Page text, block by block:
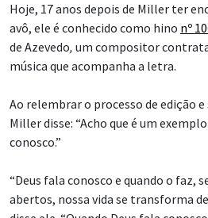
Hoje, 17 anos depois de Miller ter
avô, ele é conhecido como hino nº
de Azevedo, um compositor
música que acompanha a letra.
Ao relembrar o processo de edição
Miller disse: “Acho que é um
conosco.”
“Deus fala conosco e quando o faz,
abertos, nossa vida se transforma